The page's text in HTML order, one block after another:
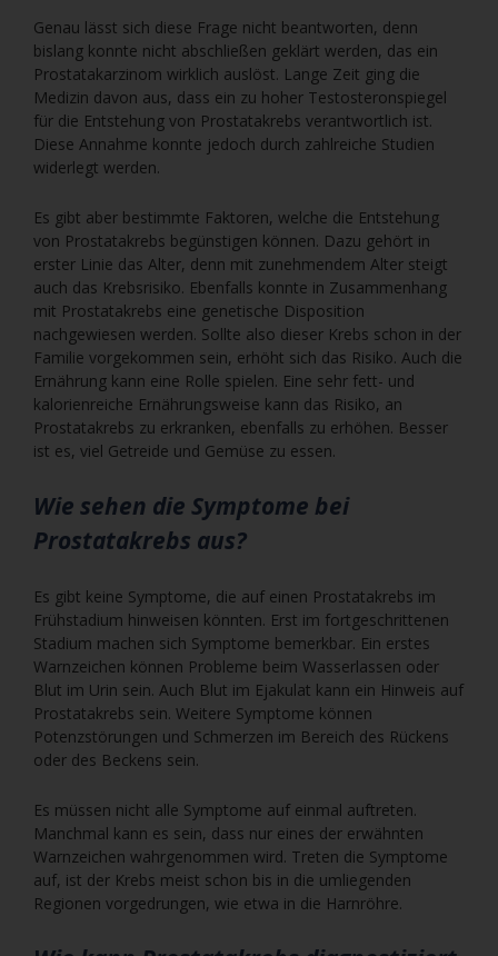
Genau lässt sich diese Frage nicht beantworten, denn
bislang konnte nicht abschließen geklärt werden, das ein
Prostatakarzinom wirklich auslöst. Lange Zeit ging die
Medizin davon aus, dass ein zu hoher Testosteronspiegel
für die Entstehung von Prostatakrebs verantwortlich ist.
Diese Annahme konnte jedoch durch zahlreiche Studien
widerlegt werden.
Es gibt aber bestimmte Faktoren, welche die Entstehung
von Prostatakrebs begünstigen können. Dazu gehört in
erster Linie das Alter, denn mit zunehmendem Alter steigt
auch das Krebsrisiko. Ebenfalls konnte in Zusammenhang
mit Prostatakrebs eine genetische Disposition
nachgewiesen werden. Sollte also dieser Krebs schon in der
Familie vorgekommen sein, erhöht sich das Risiko. Auch die
Ernährung kann eine Rolle spielen. Eine sehr fett- und
kalorienreiche Ernährungsweise kann das Risiko, an
Prostatakrebs zu erkranken, ebenfalls zu erhöhen. Besser
ist es, viel Getreide und Gemüse zu essen.
Wie sehen die Symptome bei
Prostatakrebs aus?
Es gibt keine Symptome, die auf einen Prostatakrebs im
Frühstadium hinweisen könnten. Erst im fortgeschrittenen
Stadium machen sich Symptome bemerkbar. Ein erstes
Warnzeichen können Probleme beim Wasserlassen oder
Blut im Urin sein. Auch Blut im Ejakulat kann ein Hinweis auf
Prostatakrebs sein. Weitere Symptome können
Potenzstörungen und Schmerzen im Bereich des Rückens
oder des Beckens sein.
Es müssen nicht alle Symptome auf einmal auftreten.
Manchmal kann es sein, dass nur eines der erwähnten
Warnzeichen wahrgenommen wird. Treten die Symptome
auf, ist der Krebs meist schon bis in die umliegenden
Regionen vorgedrungen, wie etwa in die Harnröhre.